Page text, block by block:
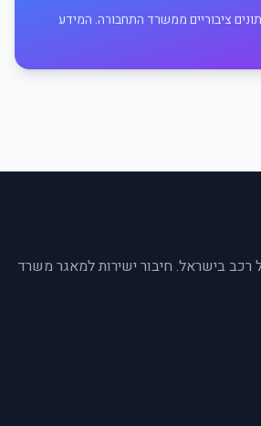
ציבוריים ממשרד התחבורה. המידע
בישראל. חיבור ישירות למאגר משרד